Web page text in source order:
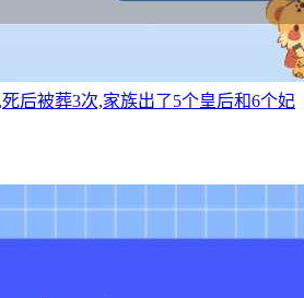
后被葬3次,家族出了5个皇后和6个妃